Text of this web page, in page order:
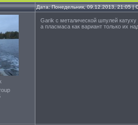
Дата: Понедельник, 09.12.2013, 21:05 |
Garik с металической шпулей
а пласмаса как вариант только их